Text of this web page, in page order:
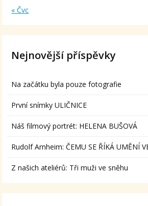
« Čvc
Nejnovější příspěvky
Na začátku byla pouze fotografie
První snímky ULIČNICE
Náš filmový portrét: HELENA BUŠOVÁ
Rudolf Arnheim: ČEMU SE ŘÍKÁ UMĚNÍ
Z našich ateliérů: Tři muži ve sněhu